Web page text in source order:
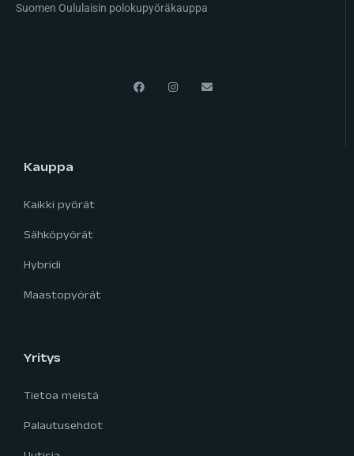
Suomen Oululaisin polokupyöräkauppa
Kauppa
Kaikki pyörät
Sähköpyörät
Hybridi
Maastopyörät
Yritys
Tietoa meistä
Palautusehdot